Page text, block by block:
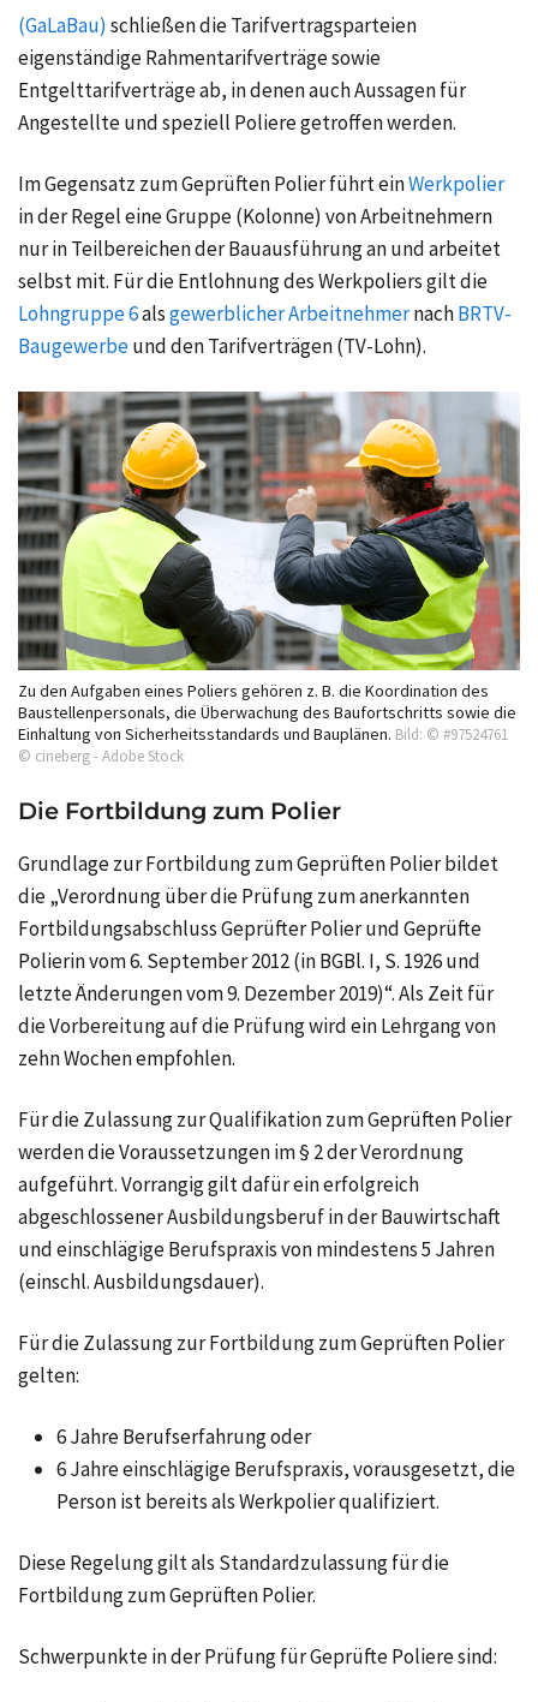
(GaLaBau) schließen die Tarifvertragsparteien
eigenständige Rahmentarifverträge sowie
Entgelttarifverträge ab, in denen auch Aussagen für
Angestellte und speziell Poliere getroffen werden.
Im Gegensatz zum Geprüften Polier führt einWerkpolier
in der Regel eine Gruppe (Kolonne) von Arbeitnehmern
nur in Teilbereichen der Bauausführung an und arbeitet
selbst mit. Für die Entlohnung des Werkpoliers gilt die
Lohngruppe 6alsgewerblicher ArbeitnehmernachBRTV-
Baugewerbeund den Tarifverträgen (TV-Lohn).
Zu den Aufgaben eines Poliers gehören z. B. die Koordination des
Baustellenpersonals, die Überwachung des Baufortschritts sowie die
Einhaltung von Sicherheitsstandards und Bauplänen. Bild: © #97524761
© cineberg - Adobe Stock
Die Fortbildung zum Polier
Grundlage zurFortbildung zum Geprüften Polierbildet
die „Verordnung über die Prüfung zum anerkannten
Fortbildungsabschluss Geprüfter Polier und Geprüfte
Polierin vom 6. September 2012 (in BGBl. I, S. 1926 und
letzte Änderungen vom 9. Dezember 2019)“. Als Zeit für
die Vorbereitung auf die Prüfung wird ein Lehrgang von
zehn Wochen empfohlen.
Für die Zulassung zur Qualifikation zum Geprüften Polier
werden die Voraussetzungen im § 2 der Verordnung
aufgeführt. Vorrangig gilt dafür ein erfolgreich
abgeschlossener Ausbildungsberuf in der Bauwirtschaft
und einschlägige Berufspraxis von mindestens 5 Jahren
(einschl. Ausbildungsdauer).
Für die Zulassung zur Fortbildung zum Geprüften Polier
gelten:
6 Jahre Berufserfahrung oder
6 Jahre einschlägige Berufspraxis, vorausgesetzt, die
Person ist bereits als Werkpolier qualifiziert.
Diese Regelung gilt als Standardzulassung für die
Fortbildung zum Geprüften Polier.
Schwerpunkte in der Prüfung für Geprüfte Poliere sind: